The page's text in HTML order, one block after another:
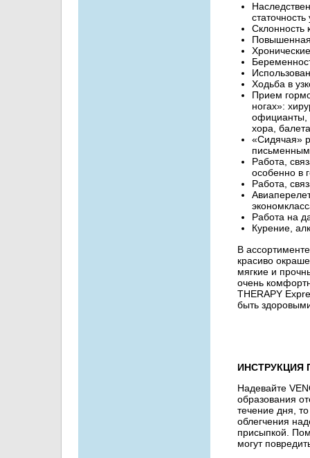
Склонность
Повышенная
Ходьба в
Прием
ногах»:
официанты,
хора,
«Сидячая»
Работа,
особенно в
Работа,
Работа на
Курение,
В
красиво
мягкие и
очень
THERAPY
быть
ИНСТРУКЦИЯ
Надевайте
образования
течение дня,
облегчения
присыпкой.
могут